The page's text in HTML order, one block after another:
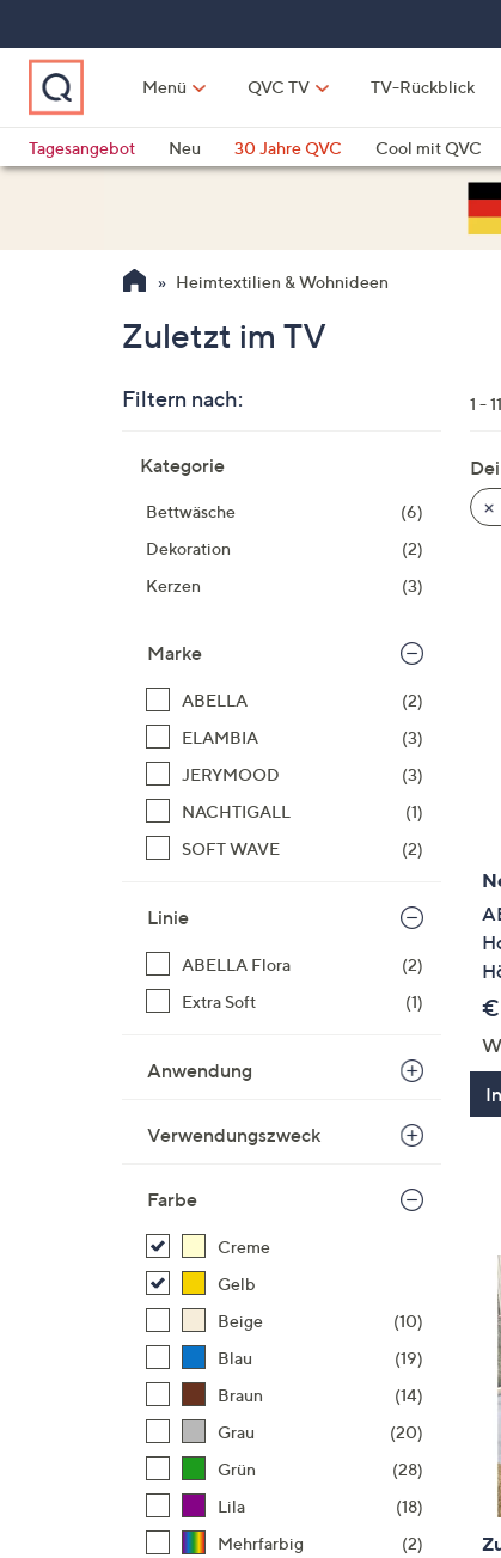
springen
Menü QVC TV TV-Rückblick
Tagesangebot
Neu 30 Jahre QVC Cool mit QVC
Heimtextilien & Wohnideen
Zuletzt im TV
Filtern nach:
Produktliste
Kategorie
Bettwäsche
(6)
Dekoration
(2)
Kerzen
(3)
Marke
ABELLA
(2)
ELAMBIA
(3)
JERYMOOD
(3)
NACHTIGALL
(1)
SOFT WAVE
(2)
Linie
ABELLA Flora
(2)
Extra Soft
(1)
Anwendung
Verwendungszweck
Farbe
Creme
Gelb
Beige
(10)
Blau
(19)
Braun
(14)
Grau
(20)
Grün
(28)
Lila
(18)
Mehrfarbig
(2)
1 -
€